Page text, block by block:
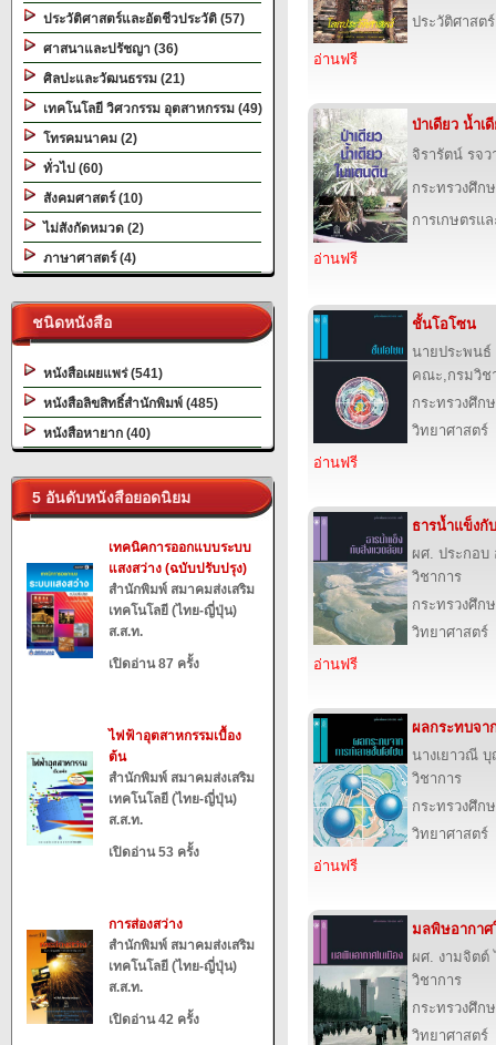
ประวัติศาสตร์และอัตชีวประวัติ (57)
ศาสนาและปรัชญา (36)
ศิลปะและวัฒนธรรม (21)
เทคโนโลยี วิศวกรรม อุตสาหกรรม (49)
โทรคมนาคม (2)
ทั่วไป (60)
สังคมศาสตร์ (10)
ไม่สังกัดหมวด (2)
ภาษาศาสตร์ (4)
ชนิดหนังสือ
หนังสือเผยแพร่ (541)
หนังสือลิขสิทธิ์สำนักพิมพ์ (485)
หนังสือหายาก (40)
5 อันดับหนังสือยอดนิยม
เทคนิคการออกแบบระบบ
แสงสว่าง (ฉบับปรับปรุง)
สำนักพิมพ์ สมาคมส่งเสริม
เทคโนโลยี (ไทย-ญี่ปุ่น)
ส.ส.ท.
เปิดอ่าน 87 ครั้ง
ไฟฟ้าอุตสาหกรรมเบื้อง
ต้น
สำนักพิมพ์ สมาคมส่งเสริม
เทคโนโลยี (ไทย-ญี่ปุ่น)
ส.ส.ท.
เปิดอ่าน 53 ครั้ง
การส่องสว่าง
สำนักพิมพ์ สมาคมส่งเสริม
เทคโนโลยี (ไทย-ญี่ปุ่น)
ส.ส.ท.
เปิดอ่าน 42 ครั้ง
ประวัติศาสต
อ่านฟรี
ป่าเดียว น้ำเ
จิรารัตน์ รจ
กระทรวงศึก
การเกษตรแ
อ่านฟรี
ชั้นโอโซน
นายประพน
คณะ,กรมวิช
กระทรวงศึก
วิทยาศาสตร์
อ่านฟรี
ธารน้ำแข็งกั
ผศ. ประกอ
วิชาการ
กระทรวงศึก
วิทยาศาสตร์
อ่านฟรี
ผลกระทบจา
นางเยาวณี
วิชาการ
กระทรวงศึก
วิทยาศาสตร์
อ่านฟรี
มลพิษอากาศ
ผศ. งามจิต
วิชาการ
กระทรวงศึก
วิทยาศาสตร์